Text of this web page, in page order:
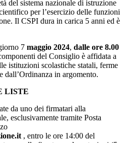
del sistema nazionale di istruzione
per l’esercizio delle funzioni
Il CSPI dura in carica 5 anni ed è
7 maggio 2024, dalle ore 8.00
del Consiglio è affidata a
istituzioni scolastiche statali, ferme
dall’Ordinanza in argomento.
LISTE
da uno dei firmatari alla
esclusivamente tramite Posta
, entro le ore 14:00 del